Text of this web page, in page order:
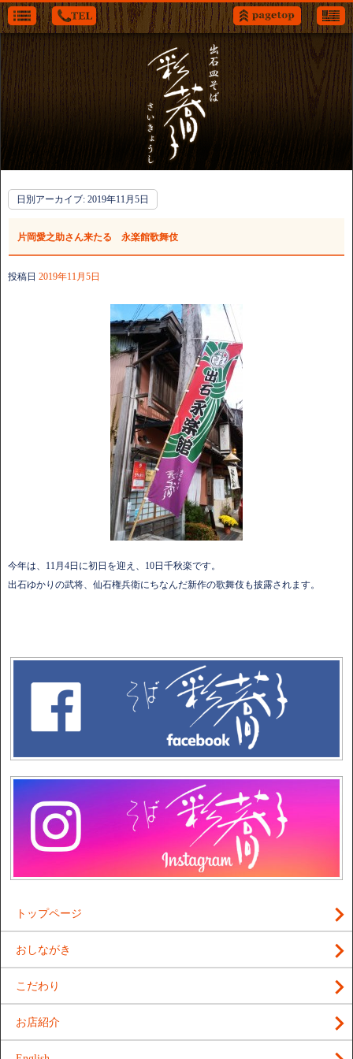
日別アーカイブ: 2019年11月5日
片岡愛之助さん来たる 永楽館歌舞伎
投稿日 2019年11月5日
今年は、11月4日に初日を迎え、10日千秋楽です。
出石ゆかりの武将、仙石権兵衛にちなんだ新作の歌舞伎も披露されます。
トップページ
おしながき
こだわり
お店紹介